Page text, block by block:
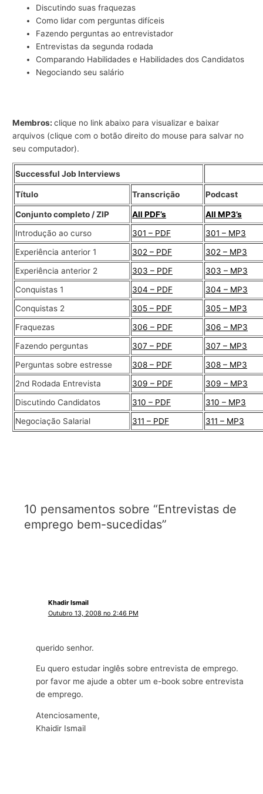
Discutindo suas fraquezas
Como lidar com perguntas difíceis
Fazendo perguntas ao entrevistador
Entrevistas da segunda rodada
Comparando Habilidades e Habilidades dos Candidatos
Negociando seu salário
Membros:clique no link abaixo para visualizar e baixar
arquivos (clique com o botão direito do mouse para salvar no
seu computador).
Successful Job Interviews
Título Transcrição Podcast
Conjunto completo / ZIP All PDF’s
All MP3’s
Introdução ao curso
301 – PDF
301 – MP3
Experiência anterior 1
302 – PDF
302 – MP3
Experiência anterior 2
303 – PDF
303 – MP3
Conquistas 1
304 – PDF
304 – MP3
Conquistas 2
305 – PDF
305 – MP3
Fraquezas
306 – PDF
306 – MP3
Fazendo perguntas
307 – PDF
307 – MP3
Perguntas sobre estresse
308 – PDF
308 – MP3
2nd Rodada Entrevista
309 – PDF
309 – MP3
Discutindo Candidatos
310 – PDF
310 – MP3
Negociação Salarial
311 – PDF 311 – MP3
10 pensamentos sobre “Entrevistas de
emprego bem-sucedidas”
Khadir Ismail
Outubro 13, 2008 no 2:46 PM
querido senhor.
Eu quero estudar inglês sobre entrevista de emprego.
por favor me ajude a obter um e-book sobre entrevista
de emprego.
Atenciosamente,
Khaidir Ismail